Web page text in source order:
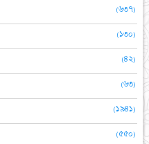
(৬৩৭)
(১৩০)
(৪২)
(৬৩)
(১৯৪১)
(৫৫০)